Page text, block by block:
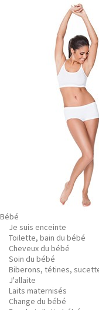
Bébé
Je suis enceinte
Toilette, bain du bébé
Cheveux du bébé
Soin du bébé
Biberons, tétines,
J'allaite
Laits maternisés
Change du bébé